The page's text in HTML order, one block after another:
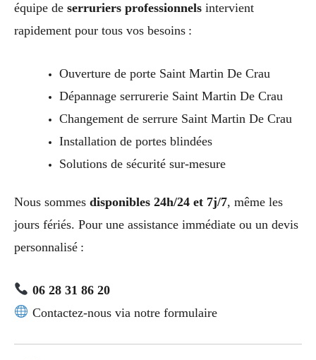
équipe de serruriers professionnels intervient
rapidement pour tous vos besoins :
Ouverture de porte Saint Martin De Crau
Dépannage serrurerie Saint Martin De Crau
Changement de serrure Saint Martin De Crau
Installation de portes blindées
Solutions de sécurité sur-mesure
Nous sommes disponibles 24h/24 et 7j/7, même les
jours fériés. Pour une assistance immédiate ou un devis
personnalisé :
06 28 31 86 20
Contactez-nous via notre formulaire